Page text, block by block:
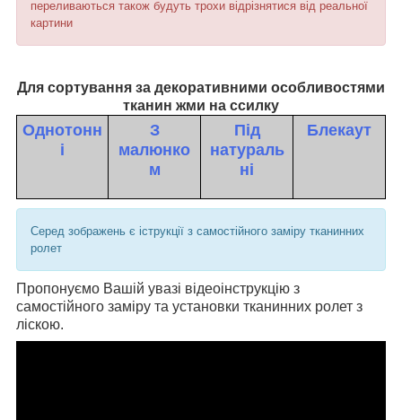
переливаються також будуть трохи відрізнятися від реальної
картини
Для сортування за декоративними особливостями
тканин жми на ссилку
Однотонн
і
З
малюнко
м
Під
натураль
ні
Блекаут
Серед зображень є іструкції з самостійного заміру тканинних
ролет
Пропонуємо Вашій увазі відеоінструкцію з
самостійного заміру та установки тканинних ролет з
ліскою.